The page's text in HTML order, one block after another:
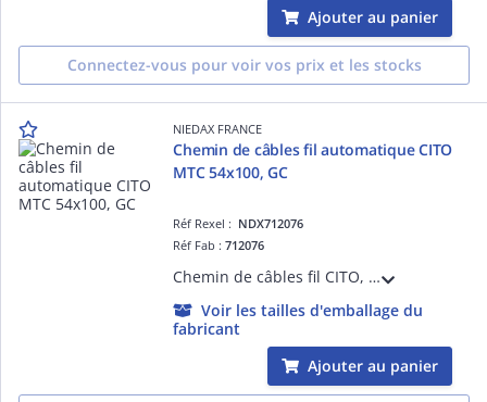
Ajouter au panier
Connectez-vous pour voir vos prix et les stocks
NIEDAX FRANCE
Chemin de câbles fil automatique CITO
MTC 54x100, GC
Réf Rexel : NDX712076
Réf Fab :712076
Chemin de câbles fil CITO, hauteur 54, largeur 100, finition GC, entièrement automatique, sans éclisses, ni boulons. S'assemble en un simple clic pour une résistance équivalente à un éclissage traditionnel, se monte en 5 secondes !
Voir les tailles d'emballage du
fabricant
Ajouter au panier